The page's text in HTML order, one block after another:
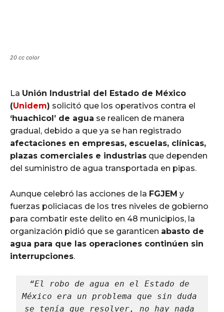
20 cc color
La Unión Industrial del Estado de México
(Unidem) solicitó que los operativos contra el
‘huachicol’ de agua se realicen de manera
gradual, debido a que ya se han registrado
afectaciones en empresas, escuelas, clínicas,
plazas comerciales e industrias que dependen
del suministro de agua transportada en pipas.
Aunque celebró las acciones de la FGJEM y
fuerzas policiacas de los tres niveles de gobierno
para combatir este delito en 48 municipios, la
organización pidió que se garanticen abasto de
agua para que las operaciones continúen sin
interrupciones.
“El robo de agua en el Estado de
México era un problema que sin duda
se tenía que resolver, no hay nada